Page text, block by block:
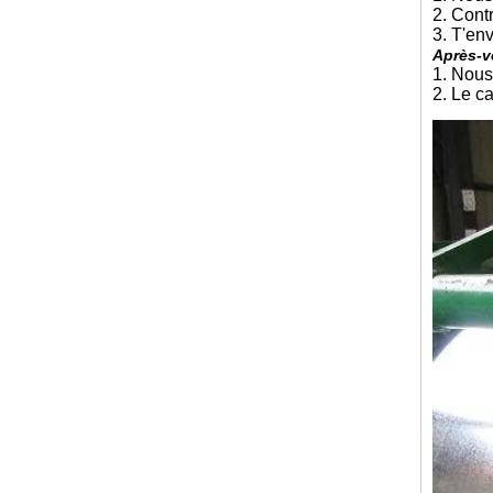
2.
3.
Après-
1.
2. Le